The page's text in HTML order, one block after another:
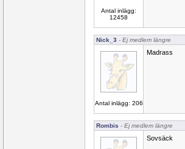
Antal inlägg:
12458
Nick_3 - Ej medlem längre
Antal inlägg: 206
Madrass
Rombis - Ej medlem längre
Sovsäck